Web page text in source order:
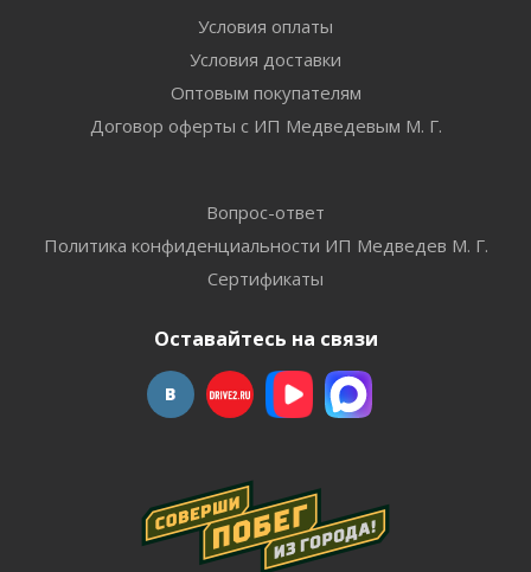
Условия оплаты
Условия доставки
Оптовым покупателям
Договор оферты с ИП Медведевым М. Г.
Вопрос-ответ
Политика конфиденциальности ИП Медведев М. Г.
Сертификаты
Оставайтесь на связи